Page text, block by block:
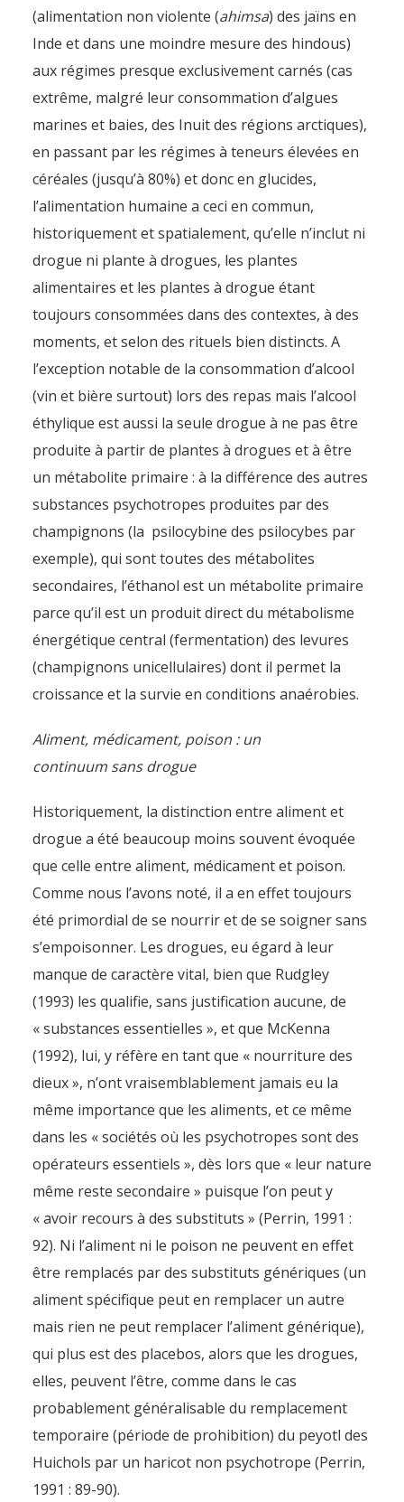
Drogue et aliment : des
différences substantielles et
(alimentation non violente (ahimsa) des jaïns en
Inde et dans une moindre mesure des hindous)
aux régimes presque exclusivement carnés (cas
extrême, malgré leur consommation d’algues
marines et baies, des Inuit des régions arctiques),
en passant par les régimes à teneurs élevées en
céréales (jusqu’à 80%) et donc en glucides,
l’alimentation humaine a ceci en commun,
historiquement et spatialement, qu’elle n’inclut ni
drogue ni plante à drogues, les plantes
alimentaires et les plantes à drogue étant
toujours consommées dans des contextes, à des
moments, et selon des rituels bien distincts. A
l’exception notable de la consommation d’alcool
(vin et bière surtout) lors des repas mais l’alcool
éthylique est aussi la seule drogue à ne pas être
produite à partir de plantes à drogues et à être
un métabolite primaire : à la différence des autres
substances psychotropes produites par des
champignons (la psilocybine des psilocybes par
exemple), qui sont toutes des métabolites
secondaires, l’éthanol est un métabolite primaire
parce qu’il est un produit direct du métabolisme
énergétique central (fermentation) des levures
(champignons unicellulaires) dont il permet la
croissance et la survie en conditions anaérobies.
Aliment, médicament, poison : un
continuum sans drogue
Historiquement, la distinction entre aliment et
drogue a été beaucoup moins souvent évoquée
que celle entre aliment, médicament et poison.
Comme nous l’avons noté, il a en effet toujours
été primordial de se nourrir et de se soigner sans
s’empoisonner. Les drogues, eu égard à leur
manque de caractère vital, bien que Rudgley
(1993) les qualifie, sans justification aucune, de
« substances essentielles », et que McKenna
(1992), lui, y réfère en tant que « nourriture des
dieux », n’ont vraisemblablement jamais eu la
même importance que les aliments, et ce même
dans les « sociétés où les psychotropes sont des
opérateurs essentiels », dès lors que « leur nature
même reste secondaire » puisque l’on peut y
« avoir recours à des substituts » (Perrin, 1991 :
92). Ni l’aliment ni le poison ne peuvent en effet
être remplacés par des substituts génériques (un
aliment spécifique peut en remplacer un autre
mais rien ne peut remplacer l’aliment générique),
qui plus est des placebos, alors que les drogues,
elles, peuvent l’être, comme dans le cas
probablement généralisable du remplacement
temporaire (période de prohibition) du peyotl des
Huichols par un haricot non psychotrope (Perrin,
1991 : 89-90).